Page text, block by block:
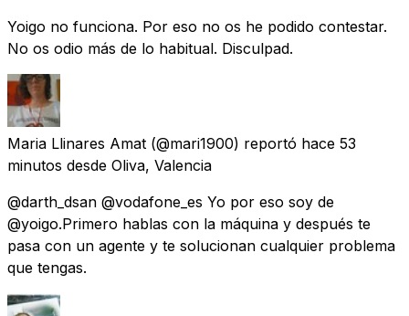
Yoigo no funciona. Por eso no os he podido contestar.
No os odio más de lo habitual. Disculpad.
Maria Llinares Amat (@mari1900) reportó hace 53
minutos desde Oliva, Valencia
@darth_dsan @vodafone_es Yo por eso soy de
@yoigo.Primero hablas con la máquina y después te
pasa con un agente y te solucionan cualquier problema
que tengas.